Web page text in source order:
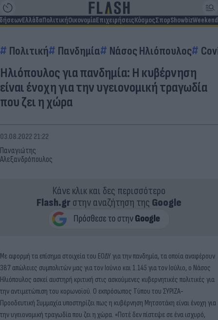
ΕλλάδαΠολιτικήΟικονομίαΕπιχειρήσειςΚόσμοςΣπορShowbizWeekend
Πολιτική Πανδημία Νάσος Ηλιόπουλος
Ηλιόπουλος για πανδημία: Η κυβέρνηση
είναι ένοχη για την υγειονομική τραγωδία
που ζει η χώρα
Παναγιώτης
Αλεξανδρόπουλος
03.08.2022 21:22
Κάνε κλικ και δες περισσότερο
Flash.grστην αναζήτηση της Google
Με αφορμή τα επίσημα στοιχεία του ΕΟΔΥ για την πανδημία, τα οποία αναφέρουν
387 απώλειες συμπολιτών μας για τον Ιούνιο και 1.145 για τον Ιούλιο, ο Νάσος
Ηλιόπουλος ασκεί αυστηρή κριτική στις ασκούμενες κυβερνητικές πολιτικές για
την αντιμετώπιση του κορωνοϊού. Ο εκπρόσωπος Τύπου του ΣΥΡΙΖΑ-
Προοδευτική Συμμαχία υποστηρίζει πως η κυβέρνηση Μητσοτάκη είναι ένοχη για
την υγειονομική τραγωδία που ζει η χώρα. «Ποτέ δεν πίστεψε σε ένα ισχυρό,